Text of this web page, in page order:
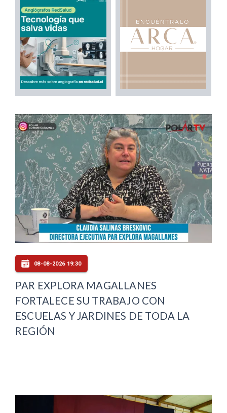
08-08-2026 19:30
PAR EXPLORA MAGALLANES
FORTALECE SU TRABAJO CON
ESCUELAS Y JARDINES DE TODA LA
REGIÓN